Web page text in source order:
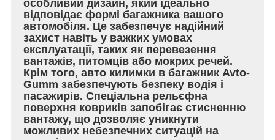
особливий дизайн, який ідеально
відповідає формі багажника вашого
автомобіля. Це забезпечує надійний
захист навіть у важких умовах
експлуатації, таких як перевезення
вантажів, питомців або мокрих речей.
Крім того, авто килимки в багажник Avto-
Gumm забезпечують безпеку водія і
пасажирів. Спеціальна рельєфна
поверхня ковриків запобігає стисненню
вантажу, що дозволяє уникнути
можливих небезпечних ситуацій на